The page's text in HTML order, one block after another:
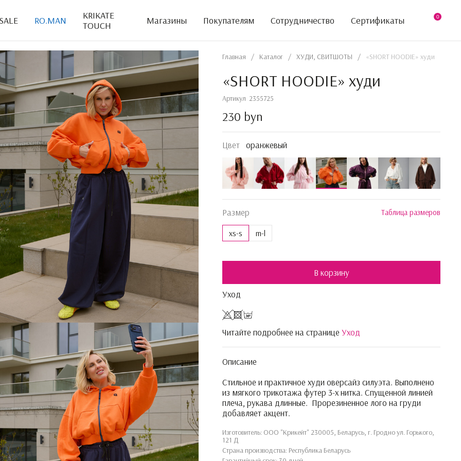
SALE RO.MAN
KRIKATE
TOUCH
Магазины Покупателям Сотрудничество Сертификаты 0
Главная / Каталог / ХУДИ, СВИТШОТЫ / «SHORT HOODIE» худи
«SHORT HOODIE» худи
Артикул 2355725
230 byn
Цвет оранжевый
Размер Таблица размеров
xs-s m-l
В корзину
Уход
Читайте подробнее на странице Уход
Описание
Стильное и практичное худи оверсайз силуэта. Выполнено
из мягкого трикотажа футер 3-х нитка. Cпущенной линией
плеча, рукава длинные. Прорезиненное лого на груди
добавляет акцент.
Изготовитель: ООО "Крикейт" 230005, Беларусь, г. Гродно ул. Горького,
121 Д
Страна производства: Республика Беларусь